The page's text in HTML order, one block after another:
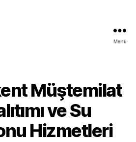
Menü
Müştemilat
ve Su
Hizmetleri